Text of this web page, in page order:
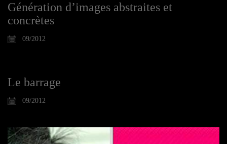
Génération d’images abstraites et
concrètes
09/2012
Le barrage
09/2012